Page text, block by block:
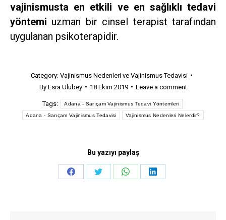
vajinismusta en etkili ve en sağlıklı tedavi
yöntemi uzman bir cinsel terapist tarafından
uygulanan psikoterapidir.
Category: Vajinismus Nedenleri ve Vajinismus Tedavisi
By Esra Ulubey 18 Ekim 2019 Leave a comment
Tags: Adana - Sarıçam Vajinismus Tedavi Yöntemleri
Adana - Sarıçam Vajinismus Tedavisi Vajinismus Nedenleri Nelerdir?
Bu yazıyı paylaş
Share
Share
Share
Share